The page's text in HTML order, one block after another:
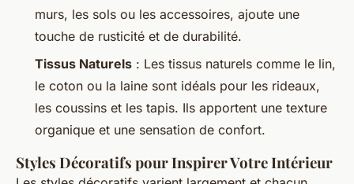
murs, les sols ou les accessoires, ajoute une
touche de rusticité et de durabilité.
Tissus Naturels : Les tissus naturels comme le lin,
le coton ou la laine sont idéals pour les rideaux,
les coussins et les tapis. Ils apportent une texture
organique et une sensation de confort.
Styles Décoratifs pour Inspirer Votre Intérieur